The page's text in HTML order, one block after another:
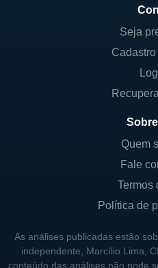
Seja
Quem
Fale
Termos
Política de
As análises publicadas estão
independente, Marcílio Lima,
conteúdo das análises não pode